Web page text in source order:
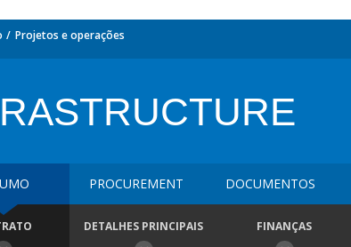
Projetos e operações
PROCUREMENT DOCUMENTOS
DETALHES PRINCIPAIS FINANÇAS